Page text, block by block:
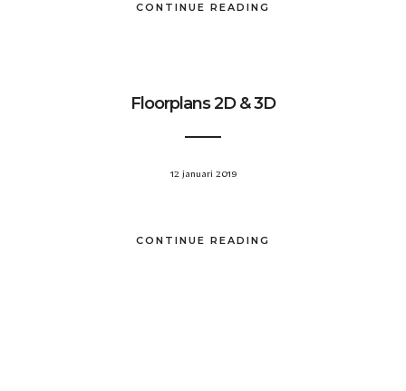
CONTINUE READING
Floorplans 2D & 3D
12 januari 2019
CONTINUE READING